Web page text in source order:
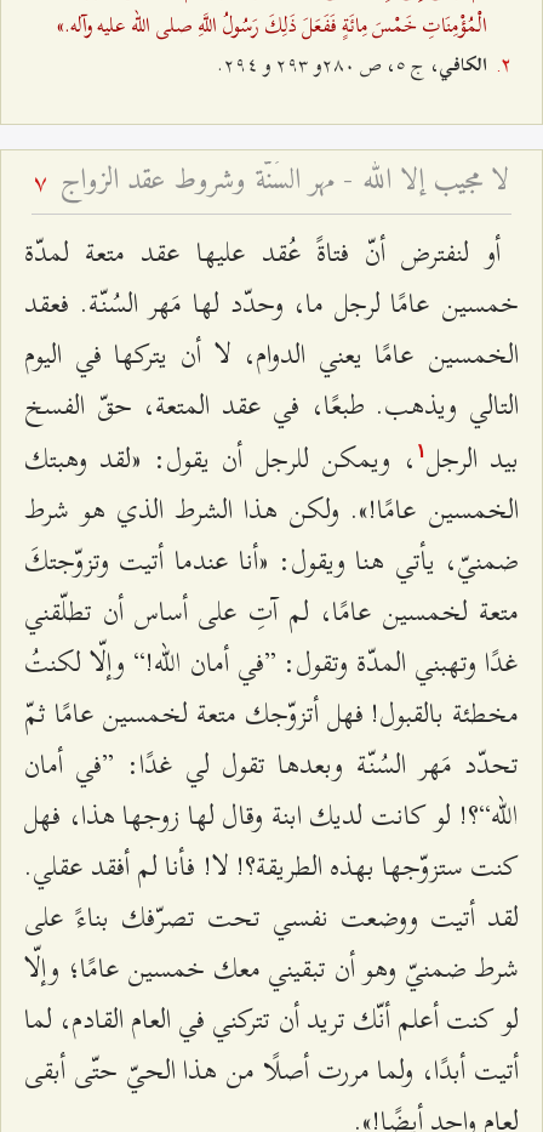
الْمُؤْمِنَاتِ خَمْسَ مِائَةٍ فَفَعَلَ ذَلِكَ رَسُولُ اللَّهِ صلى الله عليه وآله.»
الكافي، ج ٥، ص ٢٨٠و ٢٩٣ و ٢٩٤.
لا مجيب إلا الله - مهر السُنّة وشروط عقد الزواج 7
أو لنفترض أنّ فتاةً عُقد عليها عقد متعة لمدّة
خمسين عامًا لرجل ما، وحدّد لها مَهر السُنّة. فعقد
الخمسين عامًا يعني الدوام، لا أن يتركها في اليوم
التالي ويذهب. طبعًا، في عقد المتعة، حقّ الفسخ
بيد الرجل۱ ، ويمكن للرجل أن يقول: «لقد وهبتك
الخمسين عامًا!». ولكن هذا الشرط الذي هو شرط
ضمنيّ، يأتي هنا ويقول: «أنا عندما أتيت وتزوّجتكَ
متعة لخمسين عامًا، لم آتِ على أساس أن تطلّقني
غدًا وتهبني المدّة وتقول: ”في أمان الله!“ وإلّا لكنتُ
مخطئة بالقبول! فهل أتزوّجك متعة لخمسين عامًا ثمّ
تحدّد مَهر السُنّة وبعدها تقول لي غدًا: ”في أمان
الله“؟! لو كانت لديك ابنة وقال لها زوجها هذا، فهل
كنت ستزوّجها بهذه الطريقة؟! لا! فأنا لم أفقد عقلي.
لقد أتيت ووضعت نفسي تحت تصرّفك بناءً على
شرط ضمنيّ وهو أن تبقيني معك خمسين عامًا؛ وإلّا
لو كنت أعلم أنّك تريد أن تتركني في العام القادم، لما
أتيت أبدًا، ولما مررت أصلًا من هذا الحيّ حتّى أبقى
لعام واحد أيضًا!».